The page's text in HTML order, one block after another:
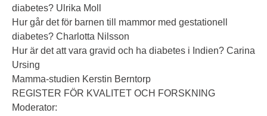
diabetes? Ulrika Moll
Hur går det för barnen till mammor med gestationell
diabetes? Charlotta Nilsson
Hur är det att vara gravid och ha diabetes i Indien? Carina
Ursing
Mamma-studien Kerstin Berntorp
REGISTER FÖR KVALITET OCH FORSKNING
Moderator: